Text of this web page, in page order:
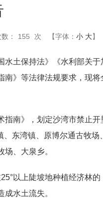
： 155 次 【字体： 小 大】
水土保持法》《水利部关于
》等法律法规要求，现将
南》，划定沙湾市禁止开
东湾镇、原博尔通古牧场
、大泉乡。
以上陡坡地种植经济林
水土流失。